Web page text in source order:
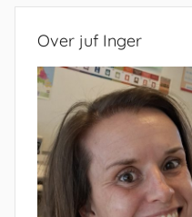
Over juf Inger